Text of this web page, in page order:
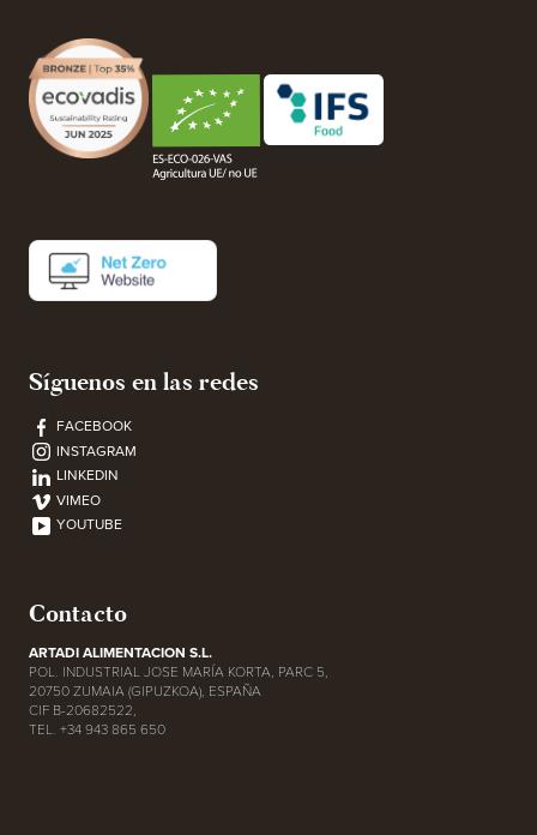
Síguenos en las redes
FACEBOOK
INSTAGRAM
LINKEDIN
VIMEO
YOUTUBE
Contacto
ARTADI ALIMENTACION S.L.
POL. INDUSTRIAL JOSE MARÍA KORTA, PARC 5,
20750 ZUMAIA (GIPUZKOA), ESPAÑA
CIF B-20682522,
TEL. +34 943 865 650